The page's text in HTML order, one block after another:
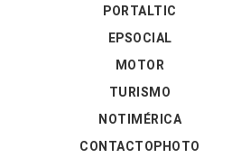
PORTALTIC
EPSOCIAL
MOTOR
TURISMO
NOTIMÉRICA
CONTACTOPHOTO